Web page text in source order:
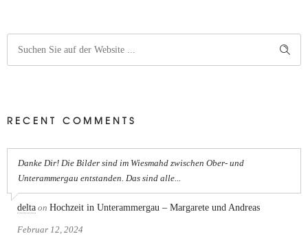
RECENT COMMENTS
Danke Dir! Die Bilder sind im Wiesmahd zwischen Ober- und
Unterammergau entstanden. Das sind alle...
delta on Hochzeit in Unterammergau – Margarete und Andreas
Februar 12, 2024